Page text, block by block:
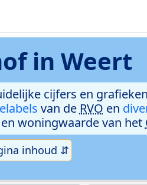
in Weert
cijfers en
van de RVO en
woningwaarde van het
inhoud ⇵